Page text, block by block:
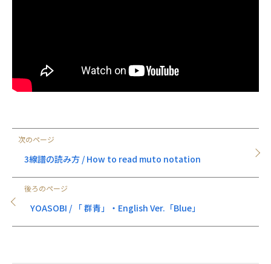
後ろのページ
YOASOBI / 「 群青」・English Ver.「Blue」
次のページ
3線譜の読み方 / How to read muto notation